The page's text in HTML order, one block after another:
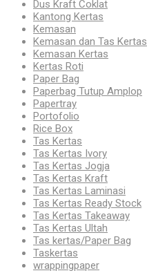
Dus Kraft Coklat
Kantong Kertas
Kemasan
Kemasan dan Tas Kertas
Kemasan Kertas
Kertas Roti
Paper Bag
Paperbag Tutup Amplop
Papertray
Portofolio
Rice Box
Tas Kertas
Tas Kertas Ivory
Tas Kertas Jogja
Tas Kertas Kraft
Tas Kertas Laminasi
Tas Kertas Ready Stock
Tas Kertas Takeaway
Tas Kertas Ultah
Tas kertas/Paper Bag
Taskertas
wrappingpaper